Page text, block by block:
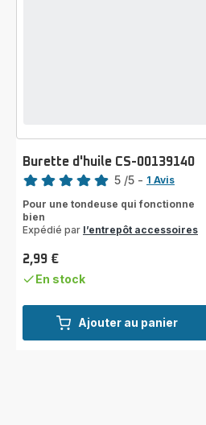
Ajouter au panier
Burette d'huile CS-00139140
Note
5
étoiles
5 /5 - 1 Avis
Pour une tondeuse qui fonctionne
bien
Expédié par l’entrepôt accessoires
Prix
2,99 €
En stock